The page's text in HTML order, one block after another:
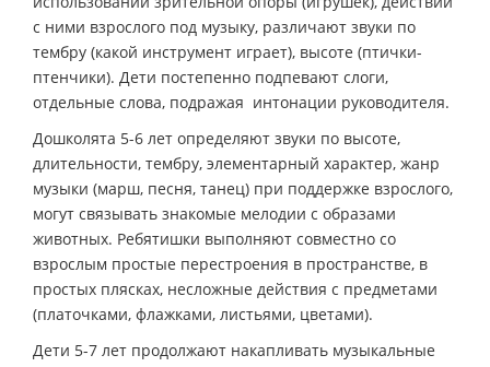
с ними взрослого под музыку, различают звуки по
тембру (какой инструмент играет), высоте (птички-
птенчики). Дети постепенно подпевают слоги,
отдельные слова, подражая интонации руководителя.
Дошколята 5-6 лет определяют звуки по высоте,
длительности, тембру, элементарный характер, жанр
музыки (марш, песня, танец) при поддержке взрослого,
могут связывать знакомые мелодии с образами
животных. Ребятишки выполняют совместно со
взрослым простые перестроения в пространстве, в
простых плясках, несложные действия с предметами
(платочками, флажками, листьями, цветами).
Дети 5-7 лет продолжают накапливать музыкальные